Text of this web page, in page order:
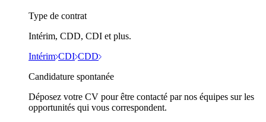
Type de contrat
Intérim, CDD, CDI et plus.
Intérim CDI CDD
Candidature spontanée
Déposez votre CV pour être contacté par nos équipes sur les
opportunités qui vous correspondent.